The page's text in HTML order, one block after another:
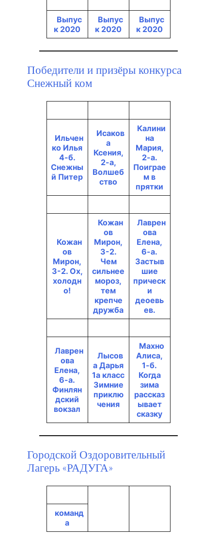
Выпус
к 2020
Выпус
к 2020
Выпус
к 2020
Победители и призёры конкурса
Снежный ком
Ильчен
ко Илья
4-б.
Снежны
й Питер
Исаков
а
Ксения,
2-а,
Волшеб
ство
Калини
на
Мария,
2-а.
Поиграе
м в
прятки
Кожан
ов
Мирон,
3-2. Ох,
холодн
о!
Кожан
ов
Мирон,
3-2.
Чем
сильнее
мороз,
тем
крепче
дружба
Лаврен
ова
Елена,
6-а.
Застыв
шие
прическ
и
деоевь
ев.
Лаврен
ова
Елена,
6-а.
Финлян
дский
вокзал
Лысов
а Дарья
1а класс
Зимние
приклю
чения
Махно
Алиса,
1-б.
Когда
зима
рассказ
ывает
сказку
Городской Оздоровительный
Лагерь «РАДУГА»
команд
а